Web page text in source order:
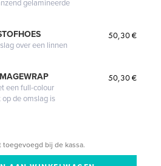
gelamineerde
over een linnen
50,30 €
een full-colour
de omslag is
50,30 €
toegevoegd bij de kassa.